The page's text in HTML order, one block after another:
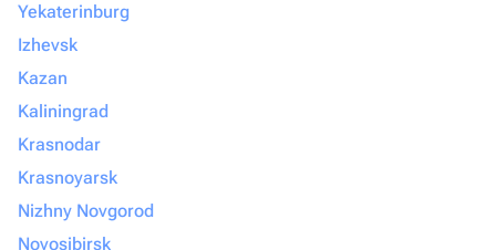
Yekaterinburg
Izhevsk
Kazan
Kaliningrad
Krasnodar
Krasnoyarsk
Nizhny Novgorod
Novosibirsk